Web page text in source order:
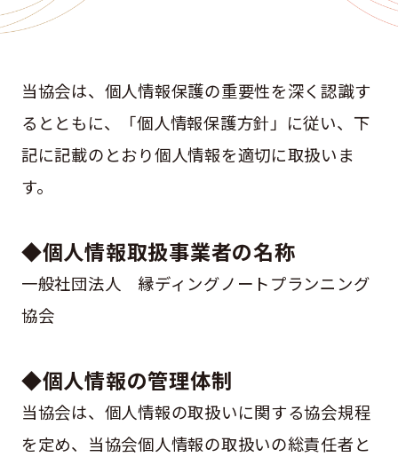
当協会は、個人情報保護の重要性を深く認識す
るとともに、「個人情報保護方針」に従い、下
記に記載のとおり個人情報を適切に取扱いま
す。
◆個人情報取扱事業者の名称
一般社団法人 縁ディングノートプランニング
協会
◆個人情報の管理体制
当協会は、個人情報の取扱いに関する協会規程
を定め、当協会個人情報の取扱いの総責任者と